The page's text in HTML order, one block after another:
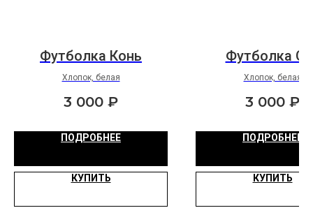
Футболка Конь
Хлопок, белая
3 000 ₽
ПОДРОБНЕЕ
КУПИТЬ
Футболка
Хлопок, белая
3 000 ₽
ПОДРОБНЕЕ
КУПИТЬ